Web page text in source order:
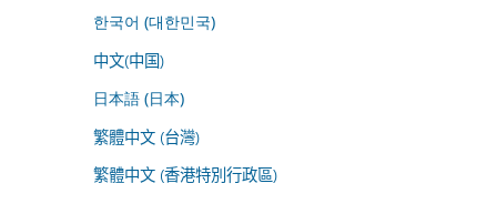
한국어 (대한민국)
中文(中国)
日本語 (日本)
繁體中文 (台灣)
繁體中文 (香港特別行政區)